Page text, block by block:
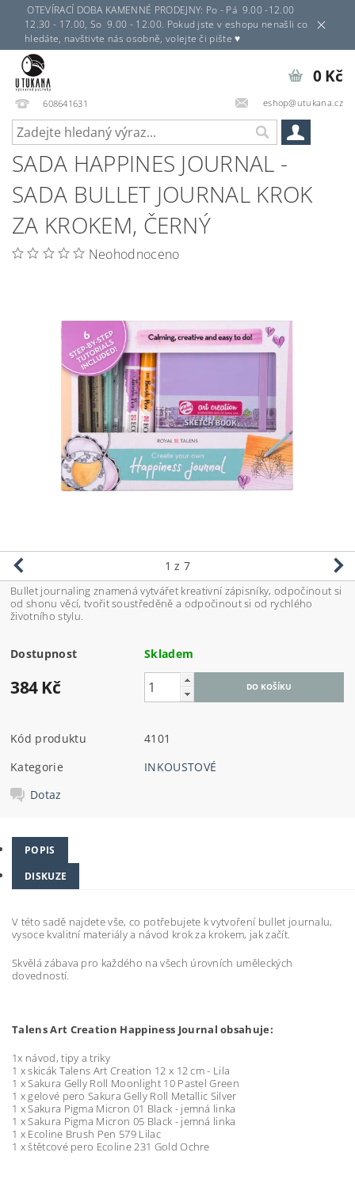
OTEVÍRACÍ DOBA KAMENNÉ PRODEJNY: Po - Pá 9.00 -12.00
12.30 - 17.00, So 9.00 - 12.00. Pokud jste v eshopu nenašli co
hledáte, navštivte nás osobně, volejte či pište ♥
608641631 eshop@utukana.cz
0 Kč
SADA HAPPINES JOURNAL -
SADA BULLET JOURNAL KROK
ZA KROKEM, ČERNÝ
Neohodnoceno
1 z 7
Bullet journaling znamená vytvářet kreativní zápisníky, odpočinout si
od shonu věcí, tvořit soustředěně a odpočinout si od rychlého
životního stylu.
Dostupnost Skladem
384 Kč
Kód produktu
4101
Kategorie
INKOUSTOVÉ
Dotaz
POPIS
DISKUZE
V této sadě najdete vše, co potřebujete k vytvoření bullet journalu,
vysoce kvalitní materiály a návod krok za krokem, jak začít.
Skvělá zábava pro každého na všech úrovních uměleckých
dovedností.
Talens Art Creation Happiness Journal obsahuje:
1x návod, tipy a triky
1 x skicák Talens Art Creation 12 x 12 cm - Lila
1 x Sakura Gelly Roll Moonlight 10 Pastel Green
1 x gelové pero Sakura Gelly Roll Metallic Silver
1 x Sakura Pigma Micron 01 Black - jemná linka
1 x Sakura Pigma Micron 05 Black - jemná linka
1 x Ecoline Brush Pen 579 Lilac
1 x štětcové pero Ecoline 231 Gold Ochre